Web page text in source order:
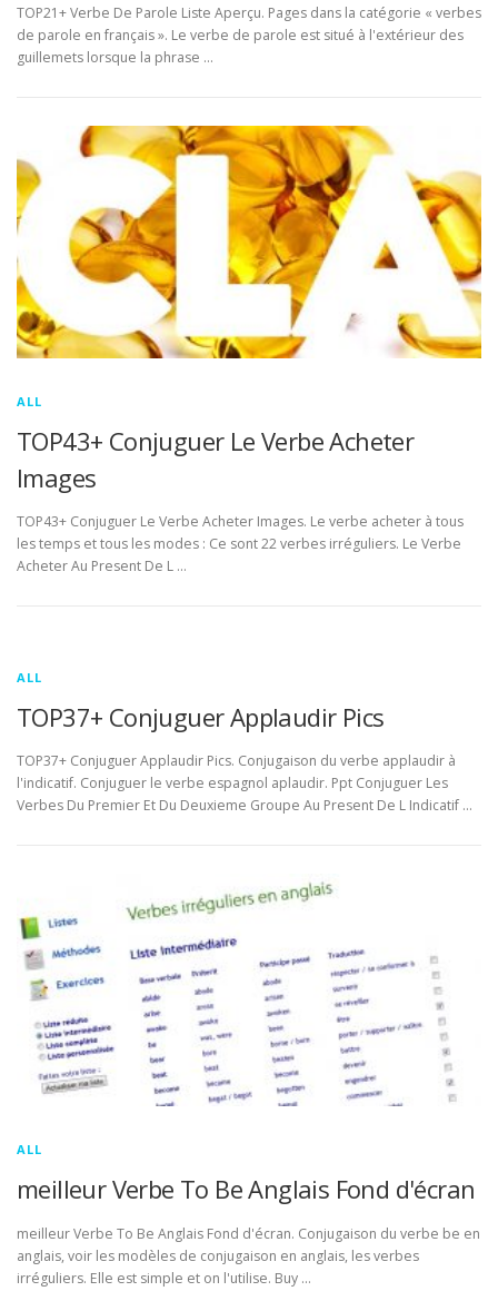
TOP21+ Verbe De Parole Liste Aperçu. Pages dans la catégorie « verbes
de parole en français ». Le verbe de parole est situé à l'extérieur des
guillemets lorsque la phrase …
ALL
TOP43+ Conjuguer Le Verbe Acheter
Images
TOP43+ Conjuguer Le Verbe Acheter Images. Le verbe acheter à tous
les temps et tous les modes : Ce sont 22 verbes irréguliers. Le Verbe
Acheter Au Present De L …
ALL
TOP37+ Conjuguer Applaudir Pics
TOP37+ Conjuguer Applaudir Pics. Conjugaison du verbe applaudir à
l'indicatif. Conjuguer le verbe espagnol aplaudir. Ppt Conjuguer Les
Verbes Du Premier Et Du Deuxieme Groupe Au Present De L Indicatif …
ALL
meilleur Verbe To Be Anglais Fond d'écran
meilleur Verbe To Be Anglais Fond d'écran. Conjugaison du verbe be en
anglais, voir les modèles de conjugaison en anglais, les verbes
irréguliers. Elle est simple et on l'utilise. Buy …